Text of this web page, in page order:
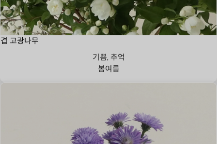
겹 고광나무
기쁨, 추억
봄여름